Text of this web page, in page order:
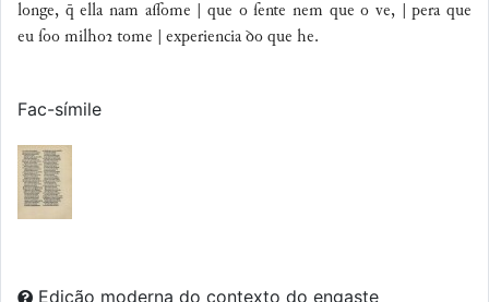
longe,  ella nam aſſome | que o ſente nem que o ve, | pera que
eu ſoo milhoꝛ tome | experiencia ꝺo que he.
Fac-símile
Edição moderna do contexto do engaste